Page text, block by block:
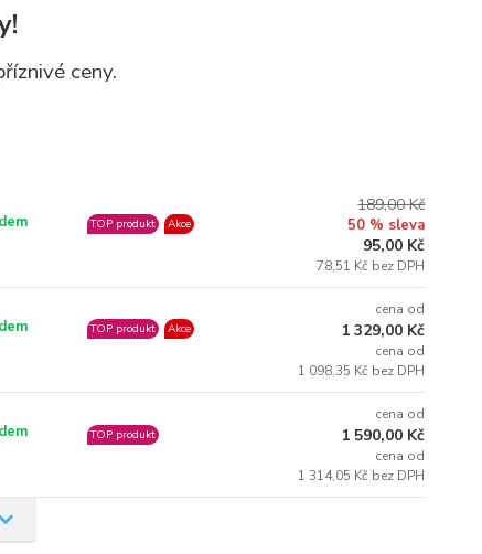
ceny.
TOP produkt Akce
189,00 Kč
50 % sleva
95,00 Kč
78,51 Kč bez DPH
TOP produkt Akce
cena od
1 329,00 Kč
cena od
1 098,35 Kč bez DPH
TOP produkt
cena od
1 590,00 Kč
cena od
1 314,05 Kč bez DPH